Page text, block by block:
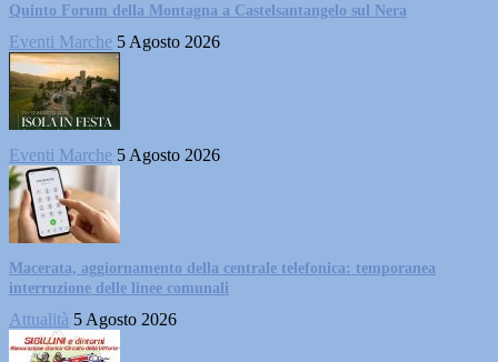
Quinto Forum della Montagna a Castelsantangelo sul Nera
Eventi Marche 5 Agosto 2026
Eventi Marche 5 Agosto 2026
Macerata, aggiornamento della centrale telefonica: temporanea
interruzione delle linee comunali
Attualità 5 Agosto 2026